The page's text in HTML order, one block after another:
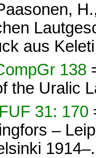
aus
138
the Uralic
31: 170
–
1914–.